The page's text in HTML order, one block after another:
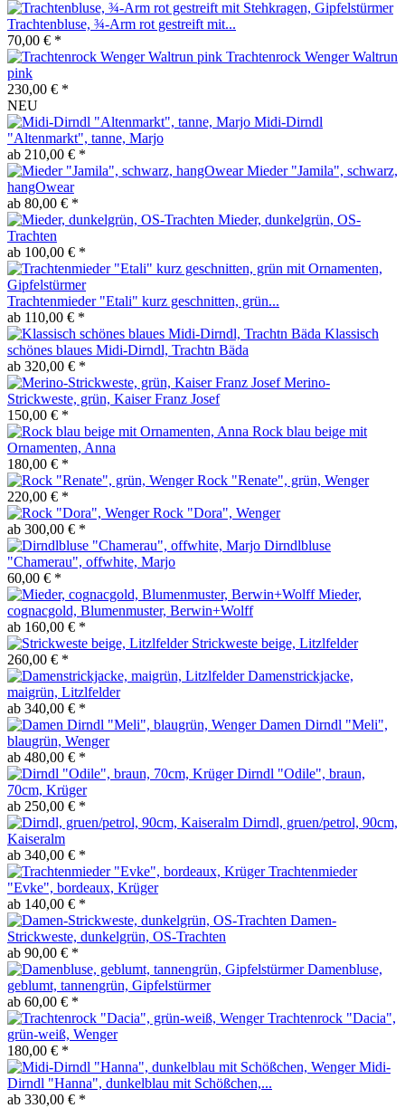
Trachtenbluse, ¾-Arm rot gestreift mit...
70,00 € *
Trachtenrock Wenger Waltrun
pink
230,00 € *
NEU
Midi-Dirndl
"Altenmarkt", tanne, Marjo
ab 210,00 € *
Mieder "Jamila", schwarz,
hangOwear
ab 80,00 € *
Mieder, dunkelgrün, OS-
Trachten
ab 100,00 € *
Trachtenmieder "Etali" kurz geschnitten, grün...
ab 110,00 € *
Klassisch
schönes blaues Midi-Dirndl, Trachtn Bäda
ab 320,00 € *
Merino-
Strickweste, grün, Kaiser Franz Josef
150,00 € *
Rock blau beige mit
Ornamenten, Anna
180,00 € *
Rock "Renate", grün, Wenger
220,00 € *
Rock "Dora", Wenger
ab 300,00 € *
Dirndlbluse
"Chamerau", offwhite, Marjo
60,00 € *
Mieder,
cognacgold, Blumenmuster, Berwin+Wolff
ab 160,00 € *
Strickweste beige, Litzlfelder
260,00 € *
Damenstrickjacke,
maigrün, Litzlfelder
ab 340,00 € *
Damen Dirndl "Meli",
blaugrün, Wenger
ab 480,00 € *
Dirndl "Odile", braun,
70cm, Krüger
ab 250,00 € *
Dirndl, gruen/petrol, 90cm,
Kaiseralm
ab 340,00 € *
Trachtenmieder
"Evke", bordeaux, Krüger
ab 140,00 € *
Damen-
Strickweste, dunkelgrün, OS-Trachten
ab 90,00 € *
Damenbluse,
geblumt, tannengrün, Gipfelstürmer
ab 60,00 € *
Trachtenrock "Dacia",
grün-weiß, Wenger
180,00 € *
Midi-
Dirndl "Hanna", dunkelblau mit Schößchen,...
ab 330,00 € *